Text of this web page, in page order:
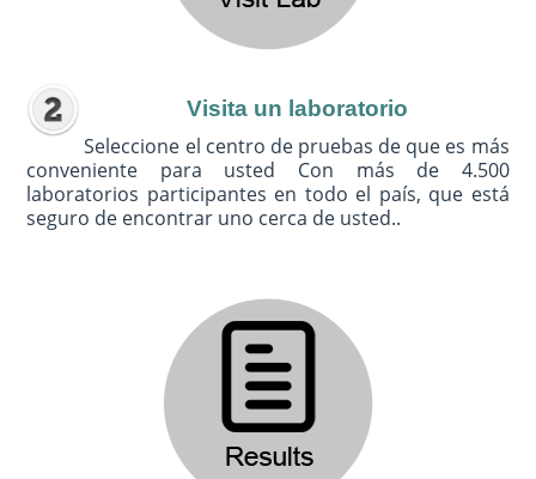
Visita un laboratorio
Seleccione el centro de pruebas de que es más
conveniente para usted Con más de 4.500
laboratorios participantes en todo el país, que está
seguro de encontrar uno cerca de usted..